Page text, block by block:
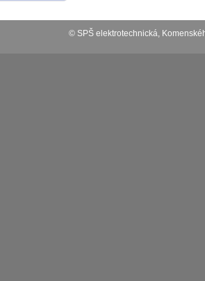
© SPŠ elektrotechnická,